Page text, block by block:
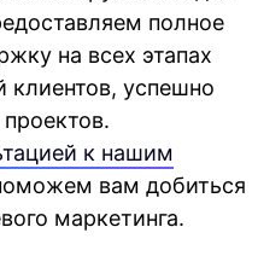
полное
на всех этапах
успешно
к нашим
вам добиться
маркетинга.